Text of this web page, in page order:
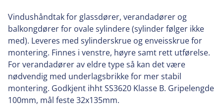
Vindushåndtak for glassdører, verandadører og
balkongdører for ovale sylindere (sylinder følger ikke
med). Leveres med sylinderskrue og enveisskrue for
montering. Finnes i venstre, høyre samt rett utførelse.
For verandadører av eldre type så kan det være
nødvendig med underlagsbrikke for mer stabil
montering. Godkjent ihht SS3620 Klasse B. Gripelengde
100mm, mål feste 32x135mm.